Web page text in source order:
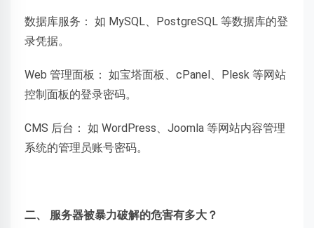
数据库服务： 如 MySQL、PostgreSQL 等数据库的登
录凭据。
Web 管理面板： 如宝塔面板、cPanel、Plesk 等网站
控制面板的登录密码。
CMS 后台： 如 WordPress、Joomla 等网站内容管理
系统的管理员账号密码。
二、 服务器被暴力破解的危害有多大？